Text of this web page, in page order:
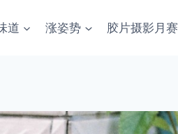
道 涨姿势 胶片摄影月赛